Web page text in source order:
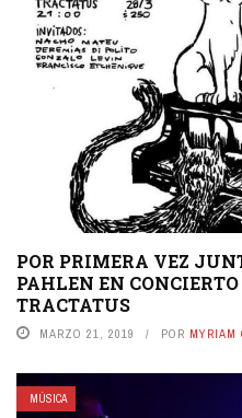
POR PRIMERA VEZ
PAHLEN EN
TRACTATUS
MARZO 21, 2019 POR MYRIAM
MÚSICA